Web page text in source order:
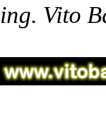
ing. Vito